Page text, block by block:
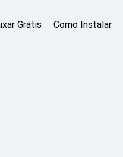
Grátis Como Instalar